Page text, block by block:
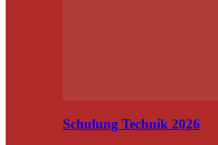
Schulung Technik 2026